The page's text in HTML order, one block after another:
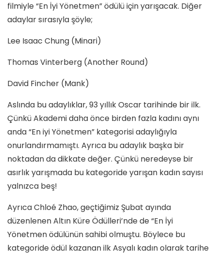
filmiyle “En İyi Yönetmen” ödülü için yarışacak. Diğer
adaylar sırasıyla şöyle;
Lee Isaac Chung (Minari)
Thomas Vinterberg (Another Round)
David Fincher (Mank)
Aslında bu adaylıklar, 93 yıllık Oscar tarihinde bir ilk.
Çünkü Akademi daha önce birden fazla kadını aynı
anda “En iyi Yönetmen” kategorisi adaylığıyla
onurlandırmamıştı. Ayrıca bu adaylık başka bir
noktadan da dikkate değer. Çünkü neredeyse bir
asırlık yarışmada bu kategoride yarışan kadın sayısı
yalnızca beş!
Ayrıca Chloé Zhao, geçtiğimiz Şubat ayında
düzenlenen Altın Küre Ödülleri’nde de “En İyi
Yönetmen ödülünün sahibi olmuştu. Böylece bu
kategoride ödül kazanan ilk Asyalı kadın olarak tarihe